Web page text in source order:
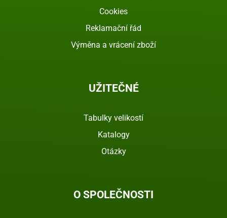
Cookies
Reklamační řád
Výměna a vrácení zboží
UŽITEČNÉ
Tabulky velikostí
Katalogy
Otázky
O SPOLEČNOSTI